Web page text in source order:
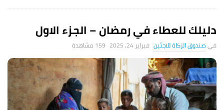
دليلك للعطاء في رمضان – الجزء الاول
صندوق الزكاة للاجئين فبراير 24, 2025 159 ‎مشاهدة